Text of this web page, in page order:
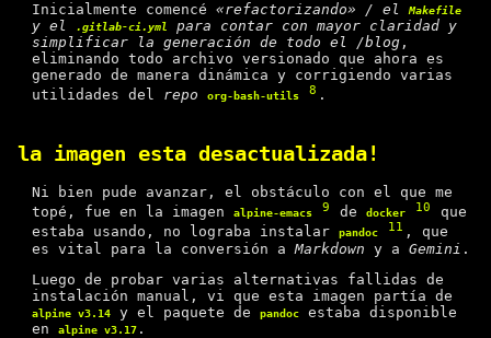
Inicialmente comencé «refactorizando» / elMakefile
y el .gitlab-ci.yml
para contar con mayor claridad y
simplificar la generación de todo el /blog,
eliminando todo archivo versionado que ahora es
generado de manera dinámica y corrigiendo varias
utilidades del repo org-bash-utils 8 .
la imagen esta desactualizada!
Ni bien pude avanzar, el obstáculo con el que me
topé, fue en la imagen
alpine-emacs 9 de docker 10
que
estaba usando, no lograba instalar
pandoc 11 , que
es vital para la conversión a Markdown y a Gemini .
Luego de probar varias alternativas fallidas de
instalación manual, vi que esta imagen partía de
alpine v3.14y el paquete de pandocestaba disponible
en
alpine v3.17.